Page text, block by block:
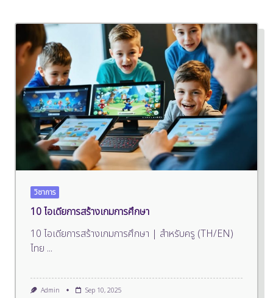
วิชาการ
10 ไอเดียการสร้างเกมการศึกษา
10 ไอเดียการสร้างเกมการศึกษา | สำหรับครู (TH/EN)
ไทย ...
Admin Sep 10, 2025